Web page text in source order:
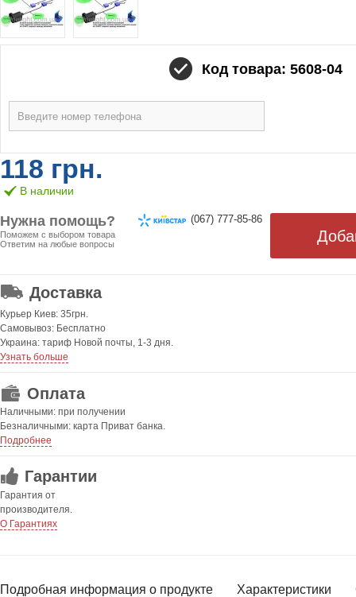
Код товара: 5608-04
118 грн.
В наличии
Нужна помощь?
Поможем с выбором товара
Ответим на любые вопросы
(067) 777-85-86
Доставка
Курьер Киев: 35грн.
Самовывоз: Бесплатно
Украина: тариф Новой почты, 1-3 дня.
Узнать больше
Оплата
Наличными: при получении
Безналичными: карта Приват банка.
Подробнее
Гарантии
Гарантия от
производителя.
О Гарантиях
Подробная информация о продукте Характеристики